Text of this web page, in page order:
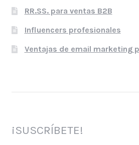
RR.SS. para ventas B2B
Influencers profesionales
Ventajas de email marketing
¡SUSCRÍBETE!